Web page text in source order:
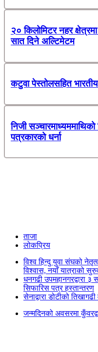
२० किलोमिटर नहर
सात दिने अल्टिमेटम
कटुवा पेस्तोलसहित
निजी सञ्चारमाध्यममाथिको
पत्रकारको धर्ना
ताजा
लोकप्रिय
विश्व हिन्दु युवा संघको
विश्वास, नयाँ यात्राको
धनगढी उपमहानगरद्वारा ३
सिफारिस पत्र हस्तान्तरण
सेनाद्वारा डोटीको तिखागढी
जन्मदिनको अवसरमा